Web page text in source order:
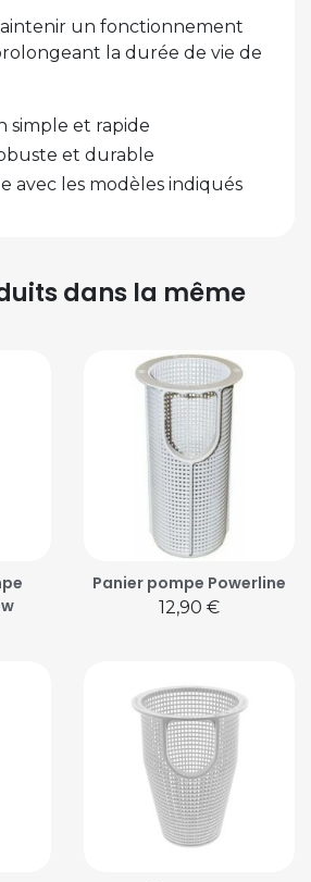
un fonctionnement
la durée de vie de
simple et rapide
et durable
avec les modèles indiqués
dans la même
Panier pompe Powerline
Prix
12,90 €